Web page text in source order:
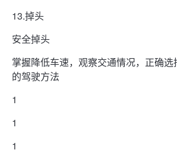
13.掉头
安全掉头
掌握降低车速，观察交通情况，正确
的驾驶方法
1
1
1